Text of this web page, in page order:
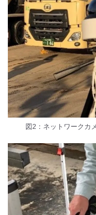
図2：ネットワークカ